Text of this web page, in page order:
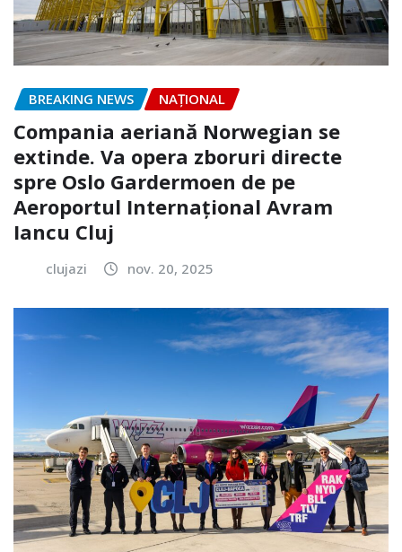
BREAKING NEWS NAŢIONAL
Compania aeriană Norwegian se
extinde. Va opera zboruri directe
spre Oslo Gardermoen de pe
Aeroportul Internaţional Avram
Iancu Cluj
clujazi nov. 20, 2025